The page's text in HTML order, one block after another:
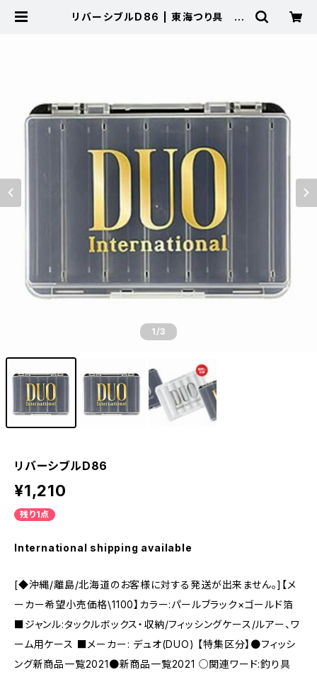
リバーシブルD86 | 東海つり具 公
1/3
リバーシブルD86
¥1,210
残り1点
International shipping available
[◆沖縄/離島/北海道のお客様に対する発送が出来ません。]【メ
ーカー希望小売価格\1100】カラー:パールブラック×ゴールド箔
■ジャンル:タックルボックス・収納/フィッシングケース/ルアー、ワ
ーム用ケース ■メーカー: デュオ(DUO) 【特集区分】●フィッシ
ング新商品一覧2021●新商品一覧2021 ○関連ワード:釣り具